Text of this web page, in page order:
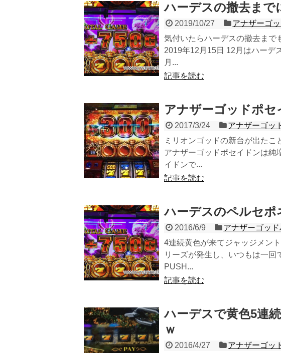
ハーデスの撤去まで
2019/10/27 アナザーゴ
気付いたらハーデスの撤去まで
2019年12月15日 12月はハーデ
月...
記事を読む
アナザーゴッドポセ
2017/3/24 アナザーゴッ
ミリオンゴッドの新台が出たこ
アナザーゴッドポセイドンは純
イドンで...
記事を読む
ハーデスのペルセポ
2016/6/9
アナザーゴッ
4連続黄色が来てジャッジメン
リーズが発生し、いつもは一回
PUSH...
記事を読む
ハーデスで黄色5連
ｗ
2016/4/27
アナザーゴッ